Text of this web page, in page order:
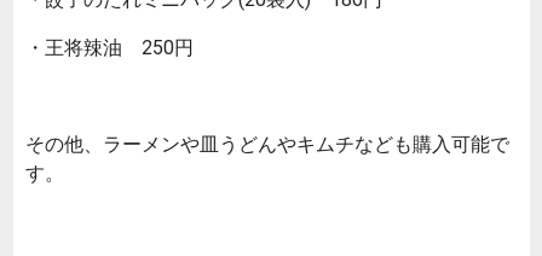
・王将辣油 250円
その他、ラーメンや皿うどんやキムチなども購入可能で
す。